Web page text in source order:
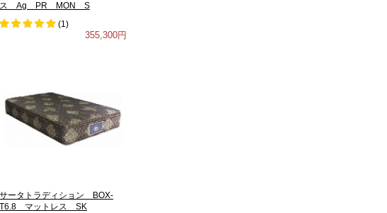
ス Ag PR MON S
(1)
355,300円
サータトラディション BOX-
T6.8 マットレス SK